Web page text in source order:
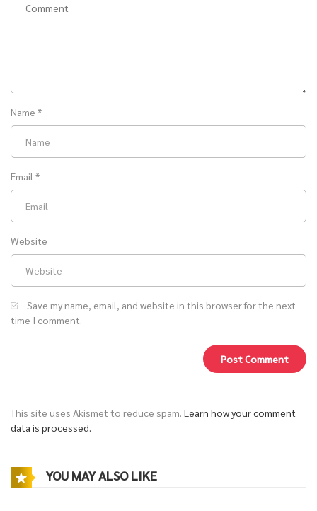
Name *
Email *
Website
Save my name, email, and website in this browser for the next
time I comment.
This site uses Akismet to reduce spam. Learn how your comment
data is processed.
YOU MAY ALSO LIKE